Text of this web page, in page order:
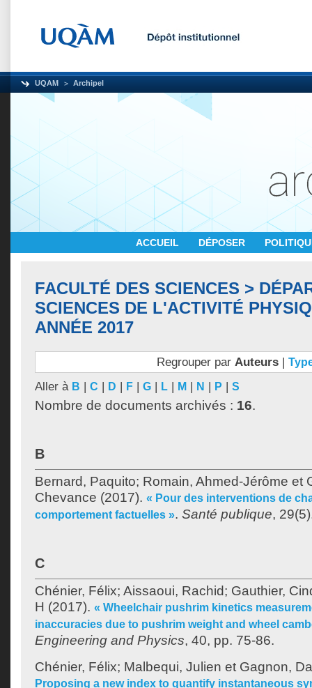
UQAM Archipel
ACCUEIL DÉPOSER
FACULTÉ DES SCIENCES >
SCIENCES DE L'ACTIVITÉ
ANNÉE 2017
Regrouper par Auteurs|
Aller à B | C | D | F | G | L | M | N | P | S
Nombre de documents archivés : 16.
B
Bernard, Paquito; Romain, Ahmed-Jérôme et
Chevance (2017). « Pour des interventions de
comportement factuelles ». Santé publique,
C
Chénier, Félix; Aissaoui, Rachid; Gauthier,
H (2017). « Wheelchair pushrim kinetics
inaccuracies due to pushrim weight and wheel
Engineering and Physics, 40, pp. 75-86.
Chénier, Félix; Malbequi, Julien et Gagnon,
Proposing a new index to quantify instantaneous